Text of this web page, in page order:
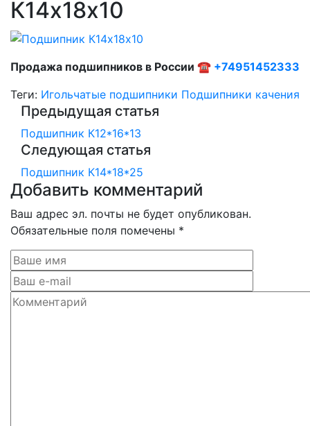
К14х18х10
Продажа подшипников в России ☎ +74951452333
Теги: Игольчатые подшипники Подшипники качения
Предыдущая статья
Подшипник К12*16*13
Следующая статья
Подшипник К14*18*25
Добавить комментарий
Ваш адрес эл. почты не будет опубликован.
Обязательные поля помечены *